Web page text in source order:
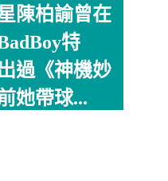
陳柏諭曾在
特
過《神機妙
她帶球...